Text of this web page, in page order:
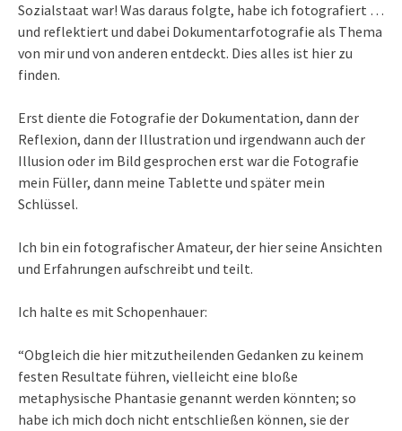
Sozialstaat war! Was daraus folgte, habe ich fotografiert …
und reflektiert und dabei Dokumentarfotografie als Thema
von mir und von anderen entdeckt. Dies alles ist hier zu
finden.
Erst diente die Fotografie der Dokumentation, dann der
Reflexion, dann der Illustration und irgendwann auch der
Illusion oder im Bild gesprochen erst war die Fotografie
mein Füller, dann meine Tablette und später mein
Schlüssel.
Ich bin ein fotografischer Amateur, der hier seine Ansichten
und Erfahrungen aufschreibt und teilt.
Ich halte es mit Schopenhauer:
“Obgleich die hier mitzutheilenden Gedanken zu keinem
festen Resultate führen, vielleicht eine bloße
metaphysische Phantasie genannt werden könnten; so
habe ich mich doch nicht entschließen können, sie der